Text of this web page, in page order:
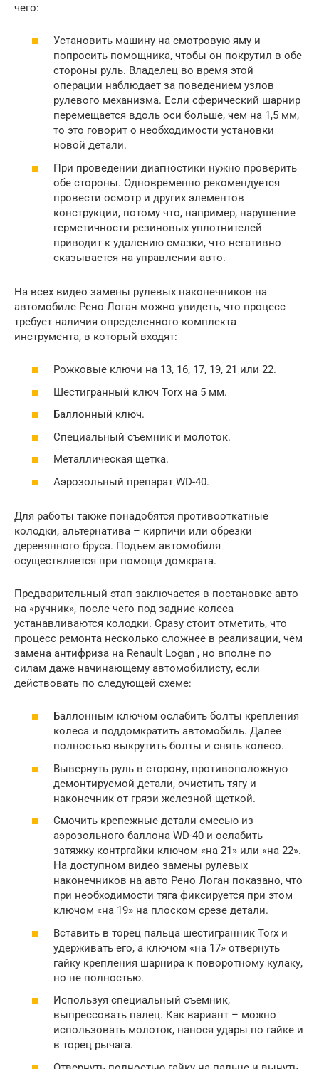
чего:
Установить машину на смотровую яму и
попросить помощника, чтобы он покрутил в обе
стороны руль. Владелец во время этой
операции наблюдает за поведением узлов
рулевого механизма. Если сферический шарнир
перемещается вдоль оси больше, чем на 1,5 мм,
то это говорит о необходимости установки
новой детали.
При проведении диагностики нужно проверить
обе стороны. Одновременно рекомендуется
провести осмотр и других элементов
конструкции, потому что, например, нарушение
герметичности резиновых уплотнителей
приводит к удалению смазки, что негативно
сказывается на управлении авто.
На всех видео замены рулевых наконечников на
автомобиле Рено Логан можно увидеть, что процесс
требует наличия определенного комплекта
инструмента, в который входят:
Рожковые ключи на 13, 16, 17, 19, 21 или 22.
Шестигранный ключ Torx на 5 мм.
Баллонный ключ.
Специальный съемник и молоток.
Металлическая щетка.
Аэрозольный препарат WD-40.
Для работы также понадобятся противооткатные
колодки, альтернатива – кирпичи или обрезки
деревянного бруса. Подъем автомобиля
осуществляется при помощи домкрата.
Предварительный этап заключается в постановке авто
на «ручник», после чего под задние колеса
устанавливаются колодки. Сразу стоит отметить, что
процесс ремонта несколько сложнее в реализации, чем
замена антифриза на Renault Logan , но вполне по
силам даже начинающему автомобилисту, если
действовать по следующей схеме:
Баллонным ключом ослабить болты крепления
колеса и поддомкратить автомобиль. Далее
полностью выкрутить болты и снять колесо.
Вывернуть руль в сторону, противоположную
демонтируемой детали, очистить тягу и
наконечник от грязи железной щеткой.
Смочить крепежные детали смесью из
аэрозольного баллона WD-40 и ослабить
затяжку контргайки ключом «на 21» или «на 22».
На доступном видео замены рулевых
наконечников на авто Рено Логан показано, что
при необходимости тяга фиксируется при этом
ключом «на 19» на плоском срезе детали.
Вставить в торец пальца шестигранник Torx и
удерживать его, а ключом «на 17» отвернуть
гайку крепления шарнира к поворотному кулаку,
но не полностью.
Используя специальный съемник,
выпрессовать палец. Как вариант – можно
использовать молоток, нанося удары по гайке и
в торец рычага.